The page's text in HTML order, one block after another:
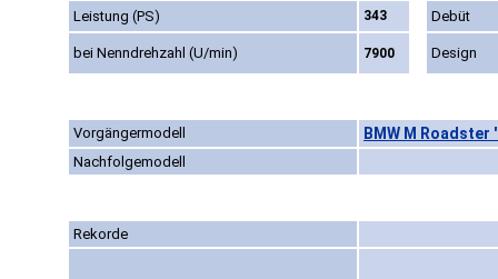
Leistung (PS)
343 Debüt
bei Nenndrehzahl (U/min) 7900 Design
Vorgängermodell BMW M Roadster
Nachfolgemodell
Rekorde